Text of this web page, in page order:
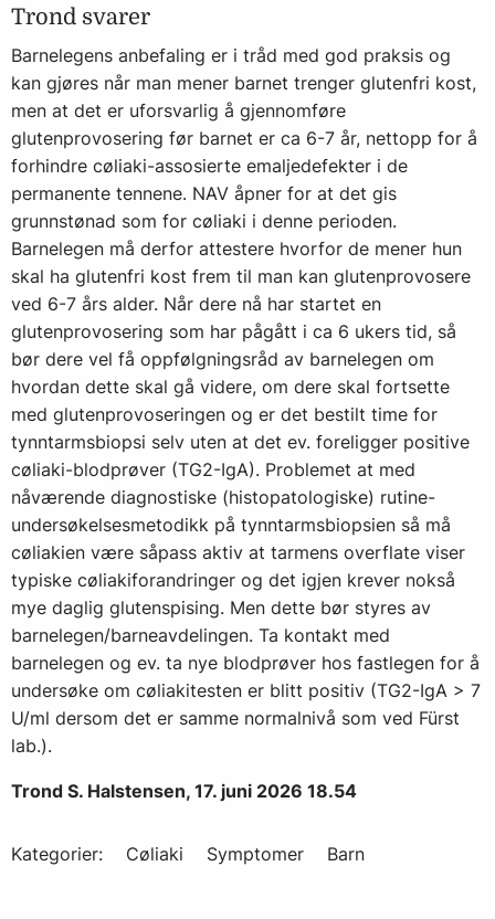
Trond svarer
Barnelegens anbefaling er i tråd med god praksis og
kan gjøres når man mener barnet trenger glutenfri kost,
men at det er uforsvarlig å gjennomføre
glutenprovosering før barnet er ca 6-7 år, nettopp for å
forhindre cøliaki-assosierte emaljedefekter i de
permanente tennene. NAV åpner for at det gis
grunnstønad som for cøliaki i denne perioden.
Barnelegen må derfor attestere hvorfor de mener hun
skal ha glutenfri kost frem til man kan glutenprovosere
ved 6-7 års alder. Når dere nå har startet en
glutenprovosering som har pågått i ca 6 ukers tid, så
bør dere vel få oppfølgningsråd av barnelegen om
hvordan dette skal gå videre, om dere skal fortsette
med glutenprovoseringen og er det bestilt time for
tynntarmsbiopsi selv uten at det ev. foreligger positive
cøliaki-blodprøver (TG2-IgA). Problemet at med
nåværende diagnostiske (histopatologiske) rutine-
undersøkelsesmetodikk på tynntarmsbiopsien så må
cøliakien være såpass aktiv at tarmens overflate viser
typiske cøliakiforandringer og det igjen krever nokså
mye daglig glutenspising. Men dette bør styres av
barnelegen/barneavdelingen. Ta kontakt med
barnelegen og ev. ta nye blodprøver hos fastlegen for å
undersøke om cøliakitesten er blitt positiv (TG2-IgA > 7
U/ml dersom det er samme normalnivå som ved Fürst
lab.).
Trond S. Halstensen, 17. juni 2026 18.54
Kategorier: Cøliaki Symptomer Barn